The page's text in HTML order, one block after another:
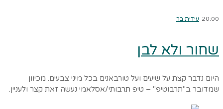
20:00 עידית בר
שחור ולא לבן
היום נדבר קצת על שיעים ועל טורבאנים בכל מיני צבעים. מכיוון
שמדובר ב"תרבוטיפ" – טיפ תרבותי/אסלאמי נעשה זאת קצר ולעניין.